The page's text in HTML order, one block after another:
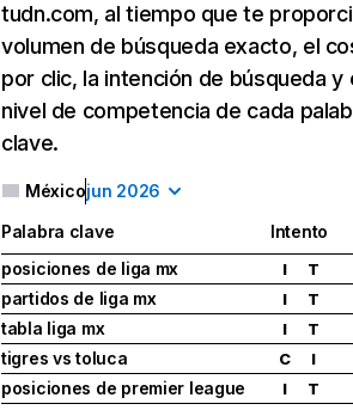
tudn.com, al tiempo que te
volumen de búsqueda exacto, el
por clic, la intención de búsqueda y
nivel de competencia de cada
clave.
Méxicojun 2026
Palabra clave
Intento
posiciones de liga mx
I T
partidos de liga mx I T
tabla liga mx I T
tigres vs toluca C I
posiciones de premier league I T